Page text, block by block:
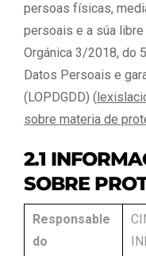
persoas físicas,
persoais e a súa libre
Orgánica 3/2018, do
Datos Persoais e
(LOPDGDD) (
sobre materia de
2.1
SOBRE
Responsable
do